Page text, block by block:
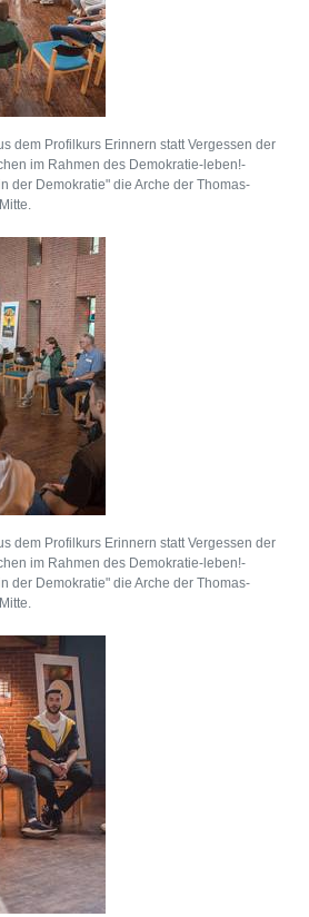
dem Profilkurs Erinnern statt Vergessen der
im Rahmen des Demokratie-leben!-
der Demokratie" die Arche der Thomas-
dem Profilkurs Erinnern statt Vergessen der
im Rahmen des Demokratie-leben!-
der Demokratie" die Arche der Thomas-